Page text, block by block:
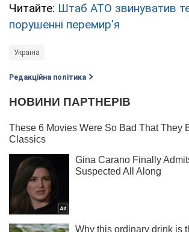
Читайте: Штаб АТО звинуватив
порушенні перемир'я
Україна
Редакційна політика